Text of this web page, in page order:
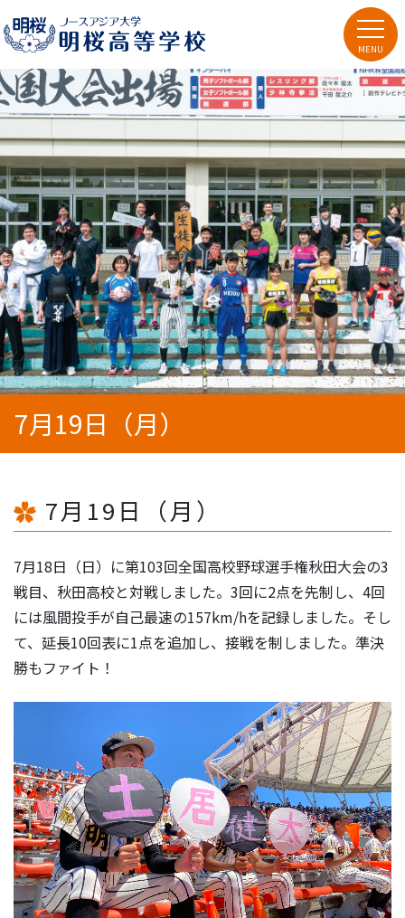
7月19日（月）
7月19日（月）
7月18日（日）に第103回全国高校野球選手権秋田大会の3
戦目、秋田高校と対戦しました。3回に2点を先制し、4回
には風間投手が自己最速の157km/hを記録しました。そし
て、延長10回表に1点を追加し、接戦を制しました。準決
勝もファイト！